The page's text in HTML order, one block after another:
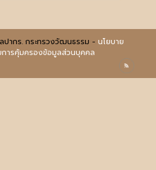
ากร. กระทรวงวัฒนธรรม - นโยบาย
การคุ้มครองข้อมูลส่วนบุคคล